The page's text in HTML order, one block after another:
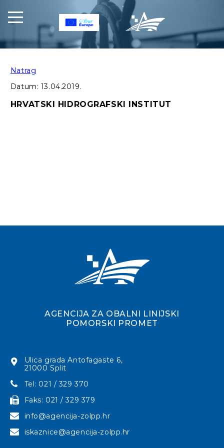
Natrag
Datum: 13.04.2019.
HRVATSKI HIDROGRAFSKI INSTITUT
AGENCIJA ZA OBALNI LINIJSKI
POMORSKI PROMET
Ulica grada Antofagaste 6,
21000 Split
Tel: 021 / 329 370
Faks: 021 / 329 379
info@agencija-zolpp.hr
iskaznice@agencija-zolpp.hr